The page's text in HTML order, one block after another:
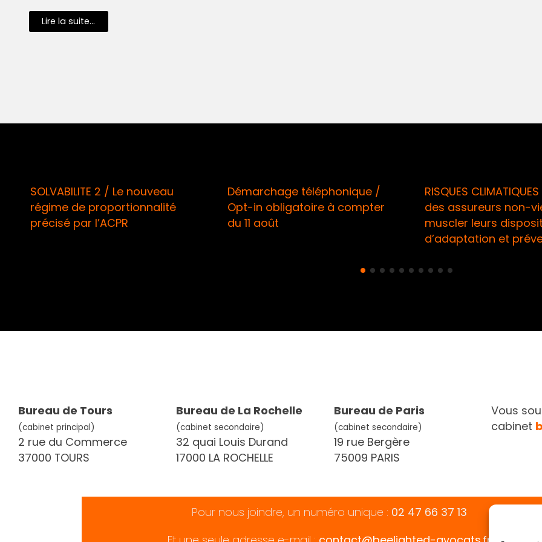
Lire la suite...
SOLVABILITE 2 / Le nouveau
régime de proportionnalité
précisé par l’ACPR
Démarchage téléphonique /
Opt-in obligatoire à compter
du 11 août
RISQUES CLIMATIQUES /
des assureurs non-vie à
muscler leurs dispositifs
d’adaptation et
Bureau de Tours
(cabinet principal)
2 rue du Commerce
37000 TOURS
Bureau de La Rochelle
(cabinet secondaire)
32 quai Louis Durand
17000 LA ROCHELLE
Bureau de Paris
(cabinet secondaire)
19 rue Bergère
75009 PARIS
Vous
cabinet
Pour nous joindre, un numéro unique : 02 47 66 37 13